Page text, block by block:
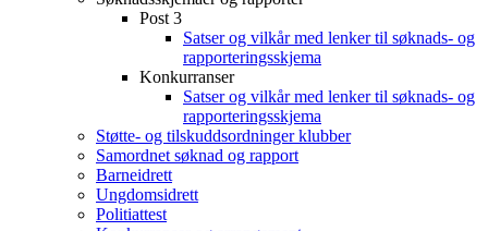
Post 3
Satser og vilkår med lenker til søknads- og
rapporteringsskjema
Konkurranser
Satser og vilkår med lenker til søknads- og
rapporteringsskjema
Støtte- og tilskuddsordninger klubber
Samordnet søknad og rapport
Barneidrett
Ungdomsidrett
Politiattest